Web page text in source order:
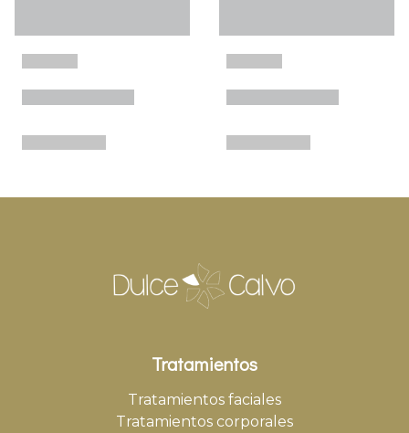
Tratamientos
Tratamientos faciales
Tratamientos corporales